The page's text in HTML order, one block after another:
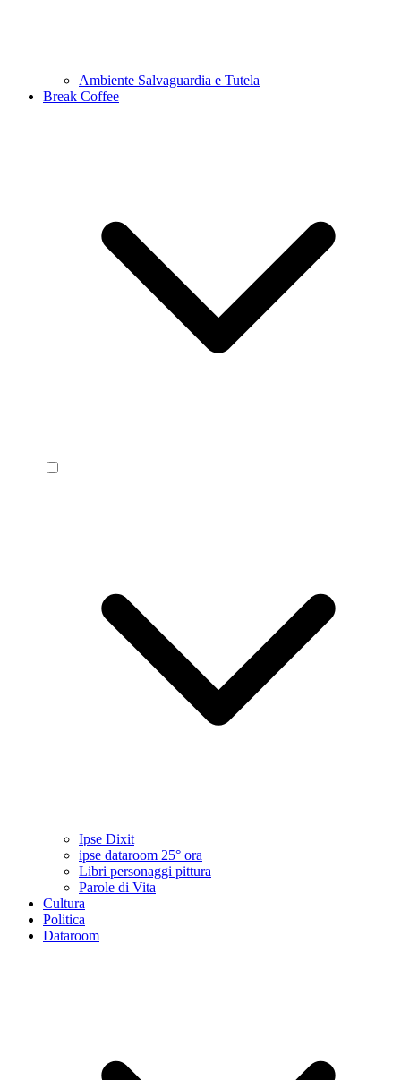
Ambiente Salvaguardia e Tutela
Break Coffee
Ipse Dixit
ipse dataroom 25° ora
Libri personaggi pittura
Parole di Vita
Cultura
Politica
Dataroom